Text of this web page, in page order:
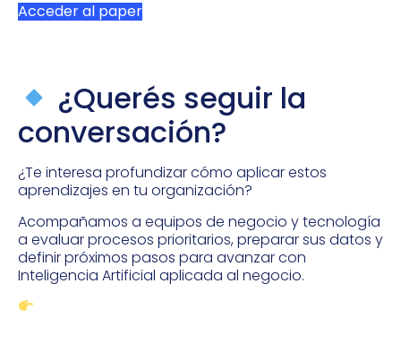
Acceder al paper
¿Querés seguir la
conversación?
¿Te interesa profundizar cómo aplicar estos
aprendizajes en tu organización?
Acompañamos a equipos de negocio y tecnología
a evaluar procesos prioritarios, preparar sus datos y
definir próximos pasos para avanzar con
Inteligencia Artificial aplicada al negocio.